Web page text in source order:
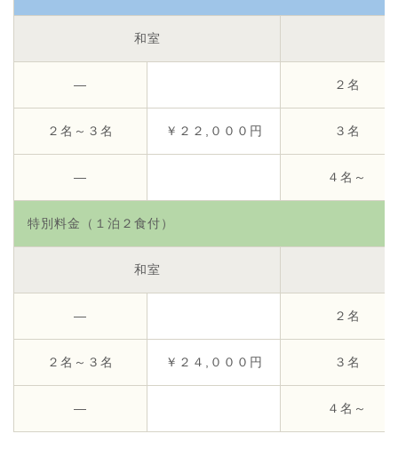
和室
― ２名
２名～３名 ￥２２,０００円 ３名
― ４名～
特別料金（１泊２食付）
和室
― ２名
２名～３名 ￥２４,０００円 ３名
― ４名～